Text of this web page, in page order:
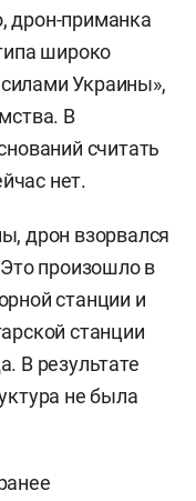
дрон-приманка
широко
Украины»,
В
считать
нет.
дрон взорвался
произошло в
станции и
станции
В результате
не была